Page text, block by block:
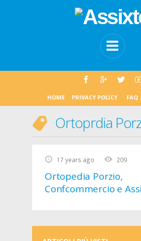
HOME PRIVACY POLICY FAQ
Ortoprdia
17 years ago 209
Ortopedia Porzio,
Confcommercio e